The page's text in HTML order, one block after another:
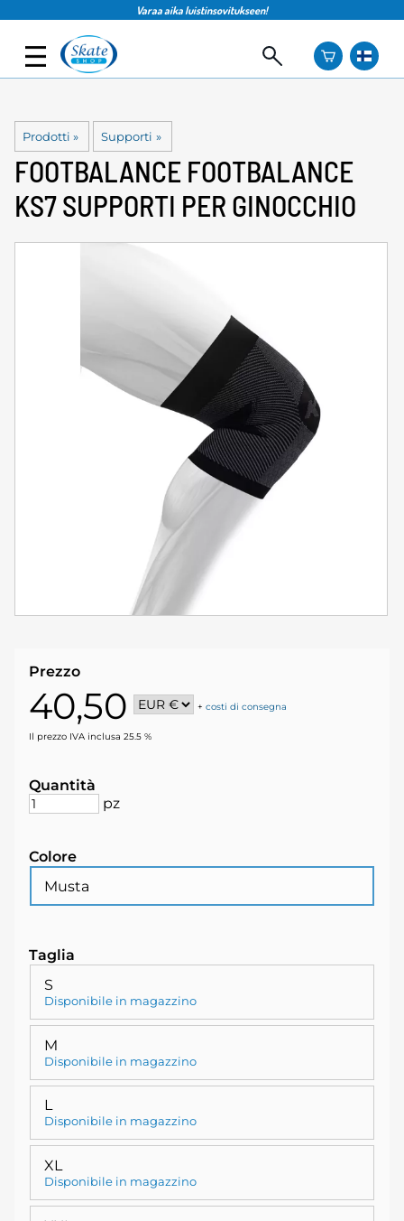
Varaa aika luistinsovitukseen!
Prodotti ‪» Supporti ‪»
FOOTBALANCE FOOTBALANCE
KS7 SUPPORTI PER GINOCCHIO
Prezzo
40,50 +costi di consegna
Il prezzo IVA inclusa 25.5 %
Quantità
pz
Colore
Musta
Taglia
S
Disponibile in magazzino
M
Disponibile in magazzino
L
Disponibile in magazzino
XL
Disponibile in magazzino